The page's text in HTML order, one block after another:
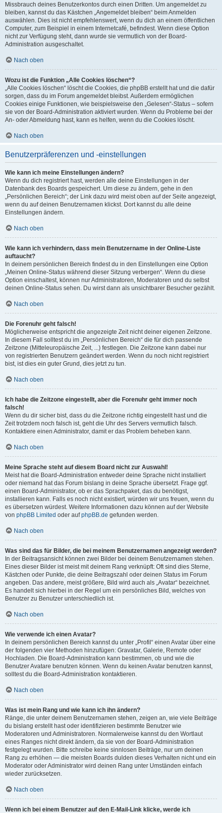
Missbrauch deines Benutzerkontos durch einen Dritten. Um angemeldet zu
bleiben, kannst du das Kästchen „Angemeldet bleiben“ beim Anmelden
auswählen. Dies ist nicht empfehlenswert, wenn du dich an einem öffentlichen
Computer, zum Beispiel in einem Internetcafé, befindest. Wenn diese Option
nicht zur Verfügung steht, dann wurde sie vermutlich von der Board-
Administration ausgeschaltet.
Nach oben
Wozu ist die Funktion „Alle Cookies löschen“?
„Alle Cookies löschen“ löscht die Cookies, die phpBB erstellt hat und die dafür
sorgen, dass du im Forum angemeldet bleibst. Außerdem ermöglichen
Cookies einige Funktionen, wie beispielsweise den „Gelesen“-Status – sofern
sie von der Board-Administration aktiviert wurden. Wenn du Probleme bei der
An- oder Abmeldung hast, kann es helfen, wenn du die Cookies löscht.
Nach oben
Benutzerpräferenzen und -einstellungen
Wie kann ich meine Einstellungen ändern?
Wenn du dich registriert hast, werden alle deine Einstellungen in der
Datenbank des Boards gespeichert. Um diese zu ändern, gehe in den
„Persönlichen Bereich“; der Link dazu wird meist oben auf der Seite angezeigt,
wenn du auf deinen Benutzernamen klickst. Dort kannst du alle deine
Einstellungen ändern.
Nach oben
Wie kann ich verhindern, dass mein Benutzername in der Online-Liste
auftaucht?
In deinem persönlichen Bereich findest du in den Einstellungen eine Option
„Meinen Online-Status während dieser Sitzung verbergen“. Wenn du diese
Option einschaltest, können nur Administratoren, Moderatoren und du selbst
deinen Online-Status sehen. Du wirst dann als unsichtbarer Besucher gezählt.
Nach oben
Die Forenuhr geht falsch!
Möglicherweise entspricht die angezeigte Zeit nicht deiner eigenen Zeitzone.
In diesem Fall solltest du im „Persönlichen Bereich“ die für dich passende
Zeitzone (Mitteleuropäische Zeit, ...) festlegen. Die Zeitzone kann dabei nur
von registrierten Benutzern geändert werden. Wenn du noch nicht registriert
bist, ist dies ein guter Grund, dies jetzt zu tun.
Nach oben
Ich habe die Zeitzone eingestellt, aber die Forenuhr geht immer noch
falsch!
Wenn du dir sicher bist, dass du die Zeitzone richtig eingestellt hast und die
Zeit trotzdem noch falsch ist, geht die Uhr des Servers vermutlich falsch.
Kontaktiere einen Administrator, damit er das Problem beheben kann.
Nach oben
Meine Sprache steht auf diesem Board nicht zur Auswahl!
Meist hat die Board-Administration entweder deine Sprache nicht installiert
oder niemand hat das Forum bislang in deine Sprache übersetzt. Frage ggf.
einen Board-Administrator, ob er das Sprachpaket, das du benötigst,
installieren kann. Falls es noch nicht existiert, würden wir uns freuen, wenn du
es übersetzen würdest. Weitere Informationen dazu können auf der Website
von phpBB Limited oder aufphpBB.de gefunden werden.
Nach oben
Was sind das für Bilder, die bei meinem Benutzernamen angezeigt werden?
In der Beitragsansicht können zwei Bilder bei deinem Benutzernamen stehen.
Eines dieser Bilder ist meist mit deinem Rang verknüpft: Oft sind dies Sterne,
Kästchen oder Punkte, die deine Beitragszahl oder deinen Status im Forum
angeben. Das andere, meist größere, Bild wird auch als „Avatar“ bezeichnet.
Es handelt sich hierbei in der Regel um ein persönliches Bild, welches von
Benutzer zu Benutzer unterschiedlich ist.
Nach oben
Wie verwende ich einen Avatar?
In deinem persönlichen Bereich kannst du unter „Profil“ einen Avatar über eine
der folgenden vier Methoden hinzufügen: Gravatar, Galerie, Remote oder
Hochladen. Die Board-Administration kann bestimmen, ob und wie die
Benutzer Avatare benutzen können. Wenn du keinen Avatar benutzen kannst,
solltest du die Board-Administration kontaktieren.
Nach oben
Was ist mein Rang und wie kann ich ihn ändern?
Ränge, die unter deinem Benutzernamen stehen, zeigen an, wie viele Beiträge
du bislang erstellt hast oder identifizieren bestimmte Benutzer wie
Moderatoren und Administratoren. Normalerweise kannst du den Wortlaut
eines Ranges nicht direkt ändern, da sie von der Board-Administration
festgelegt wurden. Bitte schreibe keine sinnlosen Beiträge, nur um deinen
Rang zu erhöhen — die meisten Boards dulden dieses Verhalten nicht und ein
Moderator oder Administrator wird deinen Rang unter Umständen einfach
wieder zurücksetzen.
Nach oben
Wenn ich bei einem Benutzer auf den E-Mail-Link klicke, werde ich